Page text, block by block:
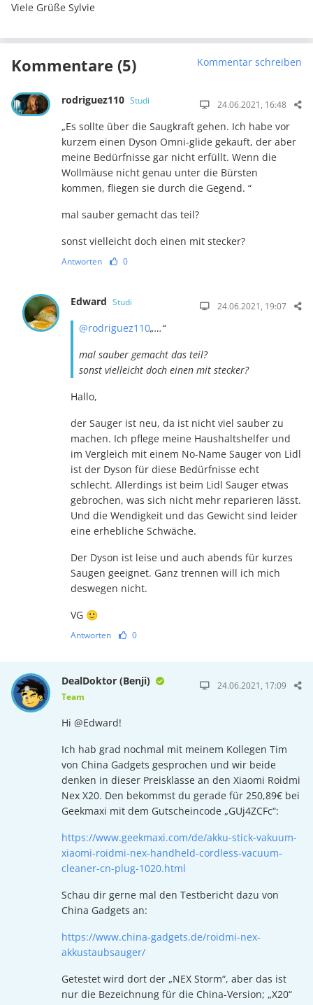
Viele Grüße Sylvie
Kommentare (5) Kommentar schreiben
rodriguez110 Studi 24.06.2021, 16:48
„Es sollte über die Saugkraft gehen. Ich habe vor
kurzem einen Dyson Omni-glide gekauft, der aber
meine Bedürfnisse gar nicht erfüllt. Wenn die
Wollmäuse nicht genau unter die Bürsten
kommen, fliegen sie durch die Gegend. “
mal sauber gemacht das teil?
sonst vielleicht doch einen mit stecker?
Antworten 0
Edward Studi 24.06.2021, 19:07
@rodriguez110„…“
mal sauber gemacht das teil?
sonst vielleicht doch einen mit stecker?
Hallo,
der Sauger ist neu, da ist nicht viel sauber zu
machen. Ich pflege meine Haushaltshelfer und
im Vergleich mit einem No-Name Sauger von Lidl
ist der Dyson für diese Bedürfnisse echt
schlecht. Allerdings ist beim Lidl Sauger etwas
gebrochen, was sich nicht mehr reparieren lässt.
Und die Wendigkeit und das Gewicht sind leider
eine erhebliche Schwäche.
Der Dyson ist leise und auch abends für kurzes
Saugen geeignet. Ganz trennen will ich mich
deswegen nicht.
VG 🙂
Antworten 0
DealDoktor (Benji)
Team
24.06.2021, 17:09
Hi @Edward!
Ich hab grad nochmal mit meinem Kollegen Tim
von China Gadgets gesprochen und wir beide
denken in dieser Preisklasse an den Xiaomi Roidmi
Nex X20. Den bekommst du gerade für 250,89€ bei
Geekmaxi mit dem Gutscheincode „GUj4ZCFc“:
https://www.geekmaxi.com/de/akku-stick-vakuum-
xiaomi-roidmi-nex-handheld-cordless-vacuum-
cleaner-cn-plug-1020.html
Schau dir gerne mal den Testbericht dazu von
China Gadgets an:
https://www.china-gadgets.de/roidmi-nex-
akkustaubsauger/
Getestet wird dort der „NEX Storm“, aber das ist
nur die Bezeichnung für die China-Version; „X20“